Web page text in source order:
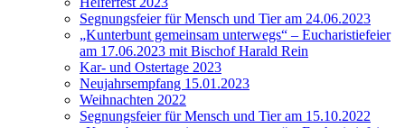
Segnungsfeier für Mensch und Tier am 24.06.2023
„Kunterbunt gemeinsam unterwegs“ – Eucharistiefeier
am 17.06.2023 mit Bischof Harald Rein
Kar- und Ostertage 2023
Neujahrsempfang 15.01.2023
Weihnachten 2022
Segnungsfeier für Mensch und Tier am 15.10.2022